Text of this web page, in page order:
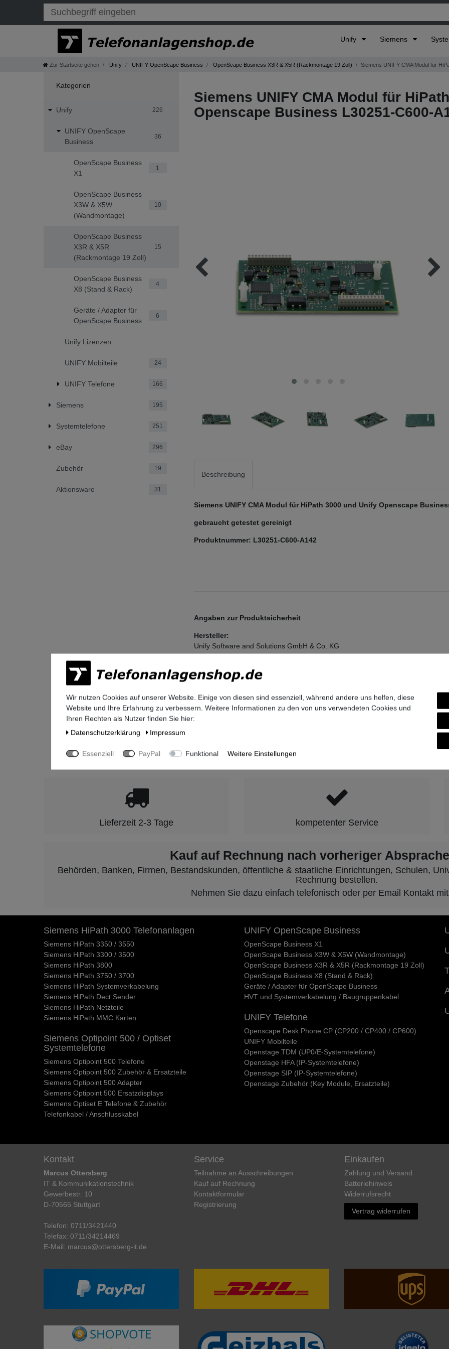
Unify Siemens
Zur Startseite gehen Unify UNIFY OpenScape Business OpenScape Business X3R & X5R (Rackmontage 19 Zoll) Siemens UNIFY CMA Modul für
Kategorien
Unify 226
UNIFY OpenScape
Business
36
OpenScape Business
X1
1
OpenScape Business
X3W & X5W
(Wandmontage)
10
OpenScape Business
X3R & X5R
(Rackmontage 19 Zoll)
15
OpenScape Business
X8 (Stand & Rack)
4
Geräte / Adapter für
OpenScape Business
6
Unify Lizenzen
UNIFY Mobilteile 24
UNIFY Telefone 166
Siemens 195
Systemtelefone 251
eBay 296
Zubehör 19
Aktionsware 31
Siemens UNIFY CMA Modul für
Openscape Business L30251-C600-
Beschreibung
Siemens UNIFY CMA Modul für HiPath 3000 und Unify Openscape
gebraucht getestet gereinigt
Produktnummer: L30251-C600-A142
Angaben zur Produktsicherheit
Hersteller:
Unify Software and Solutions GmbH & Co. KG
Otto-Hahn-Ring 6
Deutschland
+49-(0)89-7007-0
Seit 2009 stehen wir für Qualität, Zuverlässigkeit
Lieferzeit 2-3 Tage kompetenter Service
Kauf auf Rechnung nach vorheriger
Behörden, Banken, Firmen, Bestandskunden, öffentliche & staatliche Einrichtungen, Schulen,
Rechnung bestellen.
Nehmen Sie dazu einfach telefonisch oder per Email Kontakt
Siemens HiPath 3000 Telefonanlagen
Siemens HiPath 3350 / 3550
Siemens HiPath 3300 / 3500
Siemens HiPath 3800
Siemens HiPath 3750 / 3700
Siemens HiPath Systemverkabelung
Siemens HiPath Dect Sender
Siemens HiPath Netzteile
Siemens HiPath MMC Karten
Siemens Optipoint 500 / Optiset
Systemtelefone
Siemens Optipoint 500 Telefone
Siemens Optipoint 500 Zubehör & Ersatzteile
Siemens Optipoint 500 Adapter
Siemens Optipoint 500 Ersatzdisplays
Siemens Optiset E Telefone & Zubehör
Telefonkabel / Anschlusskabel
UNIFY OpenScape Business
OpenScape Business X1
OpenScape Business X3W & X5W (Wandmontage)
OpenScape Business X3R & X5R (Rackmontage 19 Zoll)
OpenScape Business X8 (Stand & Rack)
Geräte / Adapter für OpenScape Business
HVT und Systemverkabelung / Baugruppenkabel
UNIFY Telefone
Openscape Desk Phone CP (CP200 / CP400 / CP600)
UNIFY Mobilteile
Openstage TDM (UP0/E-Systemtelefone)
Openstage HFA (IP-Systemtelefone)
Openstage SIP (IP-Systemtelefone)
Openstage Zubehör (Key Module, Ersatzteile)
Kontakt
Marcus Ottersberg
IT & Kommunikationstechnik
Gewerbestr. 10
D-70565 Stuttgart
Telefon: 0711/3421440
Telefax: 0711/34214469
E-Mail: marcus@ottersberg-it.de
Service
Teilnahme an Ausschreibungen
Kauf auf Rechnung
Kontaktformular
Registrierung
Einkaufen
Zahlung und Versand
Batteriehinweis
Widerrufs­recht
Vertrag widerrufen
Wir nutzen Cookies auf unserer Website. Einige von diesen sind essenziell, während andere uns helfen, diese
Website und Ihre Erfahrung zu verbessern. Weitere Informationen zu den von uns verwendeten Cookies und
Ihren Rechten als Nutzer finden Sie hier:
Daten­schutz­erklärung
Impressum
Essenziell PayPal Funktional Weitere Einstellungen